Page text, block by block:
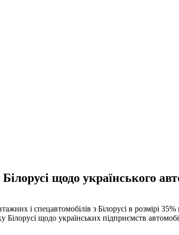
щодо українського
і спецавтомобілів з Білорусі в розмірі
Білорусі щодо українських підприємств